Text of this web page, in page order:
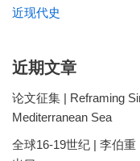
近现代史
近期文章
论文征集 | Reframing
Mediterranean Sea
全球16-19世纪 | 李伯